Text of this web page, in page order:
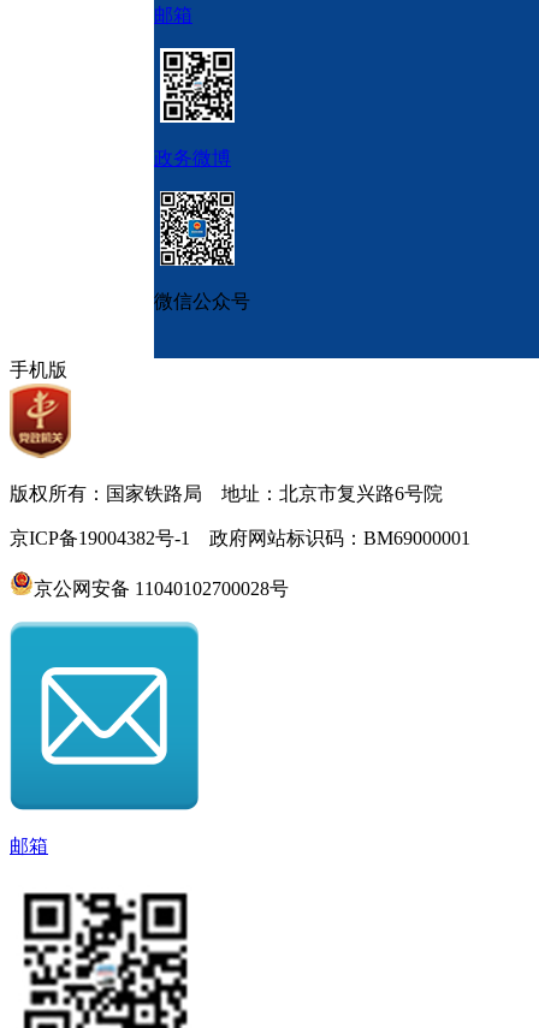
邮箱
政务微博
微信公众号
手机版
版权所有：国家铁路局 地址：北京市复兴路6号院
京ICP备19004382号-1 政府网站标识码：BM69000001
京公网安备 11040102700028号
邮箱